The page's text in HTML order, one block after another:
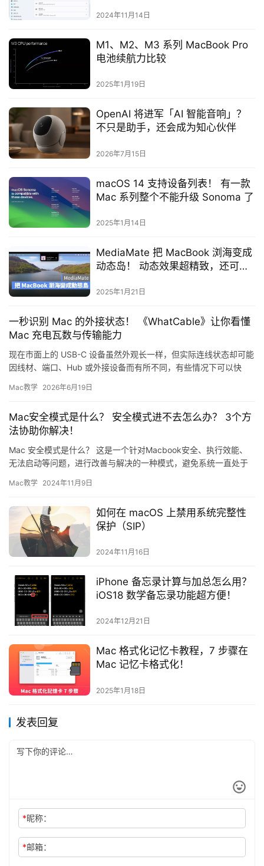
2024年11月14日
M1、M2、M3 系列 MacBook Pro
电池续航力比较
2025年1月19日
OpenAI 将进军「AI 智能音响」？
不只是助手，还会成为知心伙伴
2026年7月15日
macOS 14 支持设备列表！ 有一款
Mac 系列整个不能升级 Sonoma 了
2025年1月14日
MediaMate 把 MacBook 浏海变成
动态岛！ 动态效果超精致，还可换
2025年1月21日
一秒识别 Mac 的外接状态！ 《WhatCable》让你看懂
Mac 充电瓦数与传输能力
现在市面上的 USB-C 设备虽然外观长一样，但实际连线状态却可能
因线材、端口、Hub 或外接设备而有所不同，有些情况下可以快
Mac教学 2026年6月19日
Mac安全模式是什么？ 安全模式进不去怎么办？ 3个方
法协助你解决！
Mac 安全模式是什么？ 这是一个针对Macbook安全、执行效能、
无法启动等问题，进行改善与解决的一种模式，避免系统一直处于
Mac教学 2024年11月9日
如何在 macOS 上禁用系统完整性
保护（SIP）
2024年11月16日
iPhone 备忘录计算与加总怎么用？
iOS18 数学备忘录功能超方便！
2024年12月21日
Mac 格式化记忆卡教程，7 步骤在
Mac 记忆卡格式化！
2025年1月18日
发表回复
*昵称：
*邮箱：